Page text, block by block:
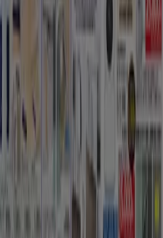
みる
スリクエスト
所にあります
ドバック
ィードバック